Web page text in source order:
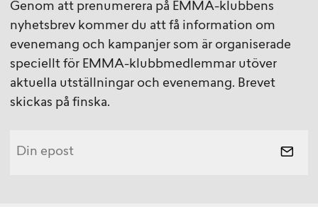
Genom att prenumerera på EMMA-klubbens
nyhetsbrev kommer du att få information om
evenemang och kampanjer som är organiserade
speciellt för EMMA-klubbmedlemmar utöver
aktuella utställningar och evenemang. Brevet
skickas på finska.